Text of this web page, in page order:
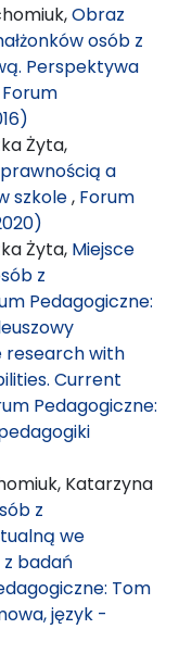
Obraz
osób z
Perspektywa
Forum
Żyta,
a
szkole, Forum
Żyta, Miejsce
z
Pedagogiczne:
research with
Current
Pedagogiczne:
Katarzyna
z
we
badań
Tom
język -